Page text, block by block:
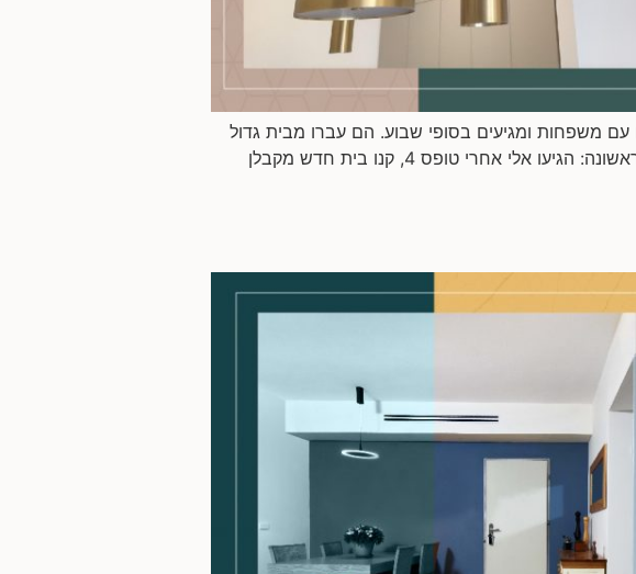
משפחות ומגיעים בסופי שבוע. הם עברו מבית גדול
ביישוב באזור. שטח הדירה: כ-200 מ”ר 2 קומות. מבקשים לשפץ: בעיקר את הקומה הראשונה: הגיעו אלי אחרי טופס 4, קנו בית חדש מקבלן